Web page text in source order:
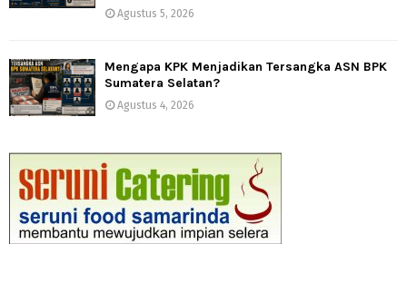
Agustus 5, 2026
Mengapa KPK Menjadikan Tersangka ASN BPK
Sumatera Selatan?
Agustus 4, 2026